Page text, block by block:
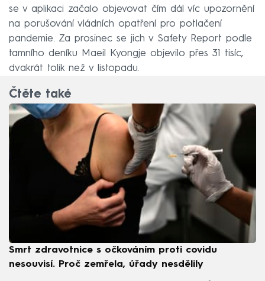
se v aplikaci začalo objevovat čím dál víc upozornění
na porušování vládních opatření pro potlačení
pandemie. Za prosinec se jich v Safety Report podle
tamního deníku Maeil Kyongje objevilo přes 31 tisíc,
dvakrát tolik než v listopadu.
Čtěte také
Smrt zdravotnice s očkováním proti covidu
nesouvisí. Proč zemřela, úřady nesdělily